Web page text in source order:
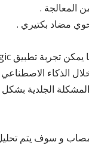
المعالجة .
مضاد بكتيري .
وذلك من خلال الذكاء
الجلدية
و سوف يتم